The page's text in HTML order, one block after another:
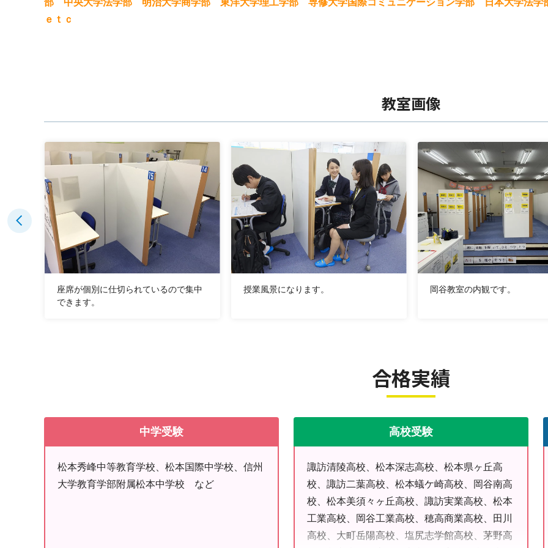
ｅｔｃ
教室画像
座席が個別に仕切られているので集中
できます。
授業風景になります。 岡谷教室の内観です。
合格実績
高校受験
諏訪清陵高校、松本深志高校、松本県ヶ丘高
校、諏訪二葉高校、松本蟻ケ崎高校、岡谷南高
校、松本美須々ヶ丘高校、諏訪実業高校、松本
工業高校、岡谷工業高校、穂高商業高校、田川
高校、大町岳陽高校、塩尻志学館高校、茅野高
中学受験
松本秀峰中等教育学校、松本国際中学校、信州
大学教育学部附属松本中学校 など